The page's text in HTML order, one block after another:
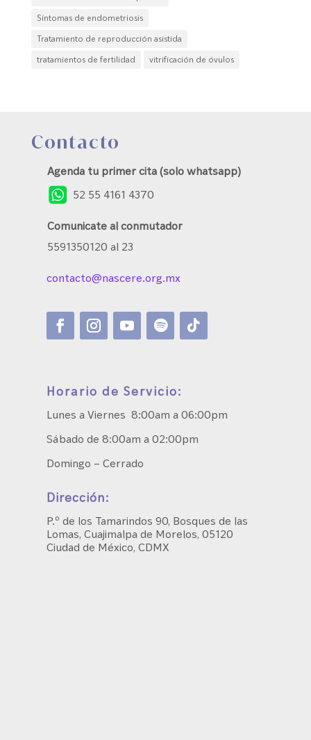
Síntomas de endometriosis
Tratamiento de reproducción asistida
tratamientos de fertilidad
vitrificación de óvulos
Contacto
Agenda tu primer cita (solo whatsapp)
52 55 4161 4370
Comunicate al conmutador
5591350120 al 23
contacto@nascere.org.mx
Horario de Servicio:
Lunes a Viernes 8:00am a 06:00pm
Sábado de 8:00am a 02:00pm
Domingo – Cerrado
Dirección:
P.º de los Tamarindos 90, Bosques de las
Lomas, Cuajimalpa de Morelos, 05120
Ciudad de México, CDMX